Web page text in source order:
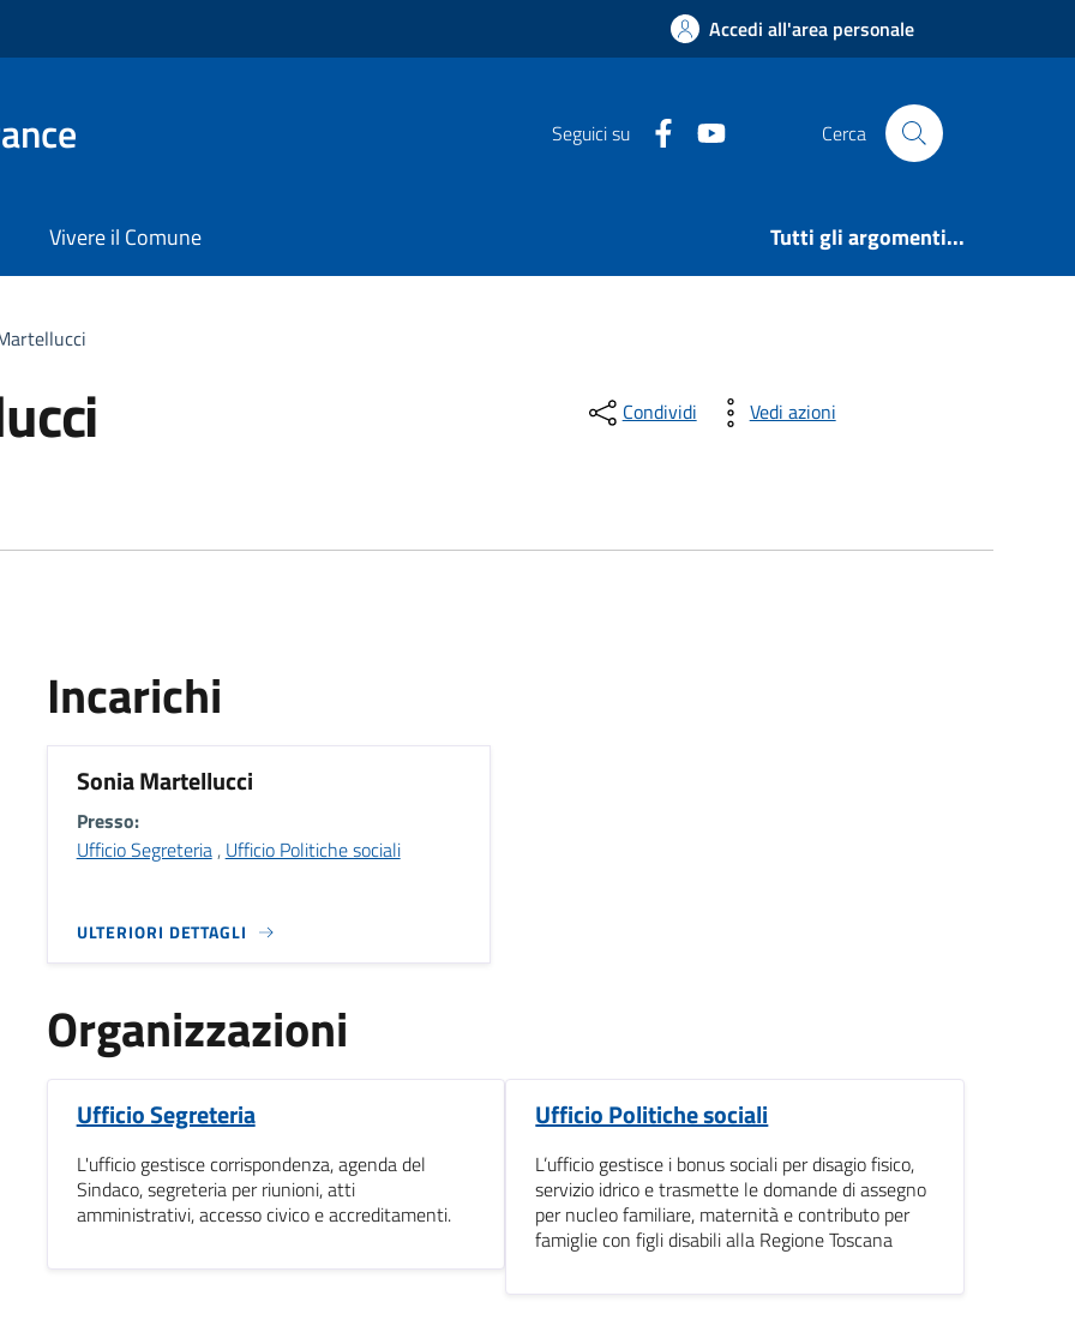
Accedi all'area personale
Seguici su FacebookYouTube Cerca
Vivere il Comune Tutti gli argomenti...
Condividi Vedi azioni
Incarichi
Sonia Martellucci
Presso:
Ufficio Segreteria, Ufficio Politiche sociali
ULTERIORI DETTAGLI
Organizzazioni
Ufficio Segreteria
L'ufficio gestisce corrispondenza, agenda del
Sindaco, segreteria per riunioni, atti
amministrativi, accesso civico e accreditamenti.
Ufficio Politiche sociali
L’ufficio gestisce i bonus sociali per disagio fisico,
servizio idrico e trasmette le domande di assegno
per nucleo familiare, maternità e contributo per
famiglie con figli disabili alla Regione Toscana